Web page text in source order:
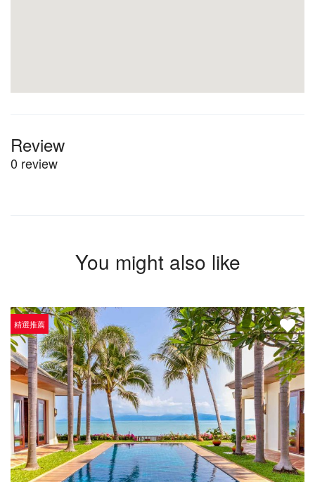
Review
0 review
You might also like
精選推薦